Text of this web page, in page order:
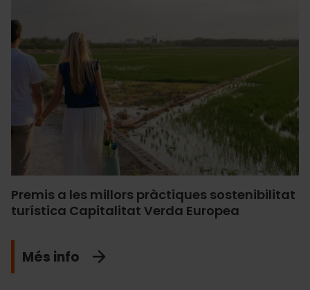
Premis a les millors pràctiques sostenibilitat
turística Capitalitat Verda Europea
Més info